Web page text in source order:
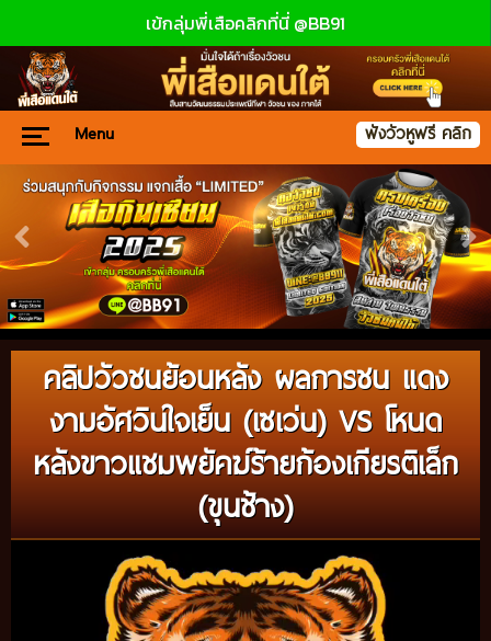
เข้กลุ่มพี่เสือคลิกที่นี่ @BB91
Menu ฟังวัวหูฟรี คลิก
คลิปวัวชนย้อนหลัง ผลการชน แดง
งามอัศวินใจเย็น (เซเว่น) VS โหนด
หลังขาวแชมพยัคฆ์ร้ายก้องเกียรติเล็ก
(ขุนช้าง)